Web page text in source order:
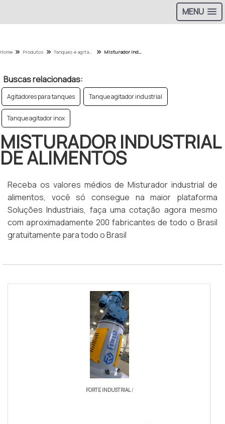
MENU
Home Produtos Tanques e agitadores - Categoria Misturador industrial de alimentos
Buscas relacionadas:
Agitadores para tanques Tanque agitador industrial
Tanque agitador inox
MISTURADOR INDUSTRIAL
DE ALIMENTOS
Receba os valores médios de Misturador industrial de
alimentos, você só consegue na maior plataforma
Soluções Industriais, faça uma cotação agora mesmo
com aproximadamente 200 fabricantes de todo o Brasil
gratuitamente para todo o Brasil
FORTE INDUSTRIAL/